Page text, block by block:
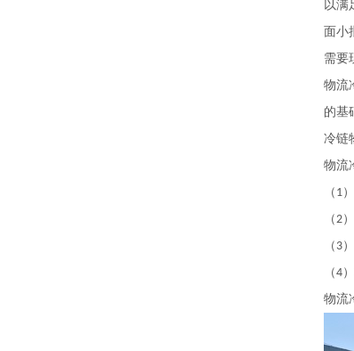
以满
面小
需要
物流
的基
冷链
物流
（ 1
（2
（ 3
（4
物流